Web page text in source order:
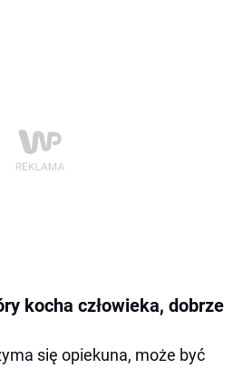
kocha człowieka, dobrze
się opiekuna, może być